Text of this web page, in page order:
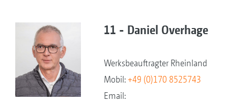
11 - Daniel Overhage
Werksbeauftragter Rheinland
Mobil:+49 (0)170 8525743
Email: